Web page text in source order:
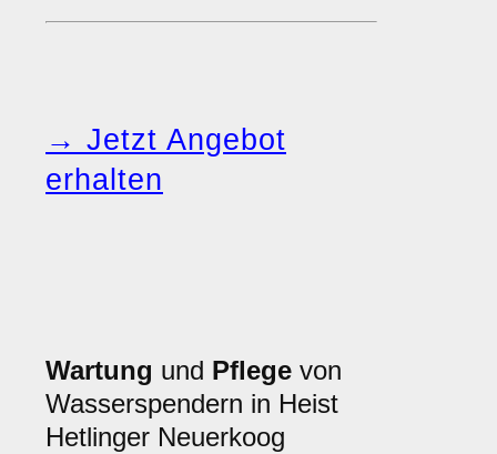
→ Jetzt Angebot
erhalten
Wartung und Pflege von
Wasserspendern in Heist
Hetlinger Neuerkoog